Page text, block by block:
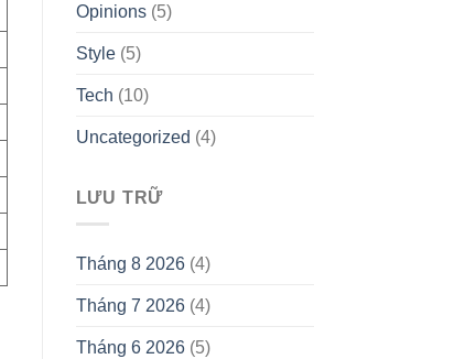
Opinions(5)
Style(5)
Tech (10)
Uncategorized (4)
LƯU TRỮ
Tháng 8 2026(4)
Tháng 7 2026(4)
Tháng 6 2026(5)